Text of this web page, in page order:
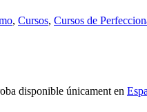
, Cursos, Cursos de
disponible únicament en